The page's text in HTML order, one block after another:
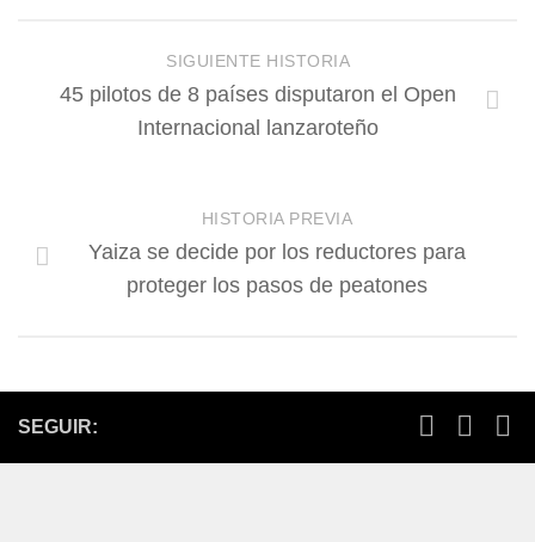
SIGUIENTE HISTORIA
45 pilotos de 8 países disputaron el Open
Internacional lanzaroteño
HISTORIA PREVIA
Yaiza se decide por los reductores para
proteger los pasos de peatones
SEGUIR: